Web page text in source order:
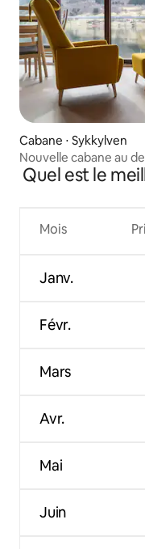
Cabane ⋅ Sykkylven
Nouvelle cabane au
avec sauna
Quel est le
Mois
Janv.
Févr.
Mars
Avr.
Mai
Juin